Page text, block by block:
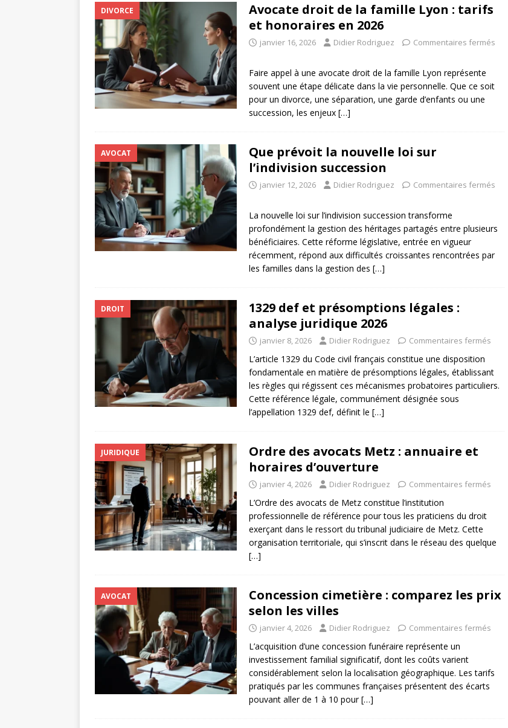
DIVORCE
Avocate droit de la famille Lyon : tarifs
et honoraires en 2026
janvier 16, 2026 Didier Rodriguez Commentaires fermés
Faire appel à une avocate droit de la famille Lyon représente
souvent une étape délicate dans la vie personnelle. Que ce soit
pour un divorce, une séparation, une garde d’enfants ou une
succession, les enjeux […]
AVOCAT
Que prévoit la nouvelle loi sur
l’indivision succession
janvier 12, 2026 Didier Rodriguez Commentaires fermés
La nouvelle loi sur l’indivision succession transforme
profondément la gestion des héritages partagés entre plusieurs
bénéficiaires. Cette réforme législative, entrée en vigueur
récemment, répond aux difficultés croissantes rencontrées par
les familles dans la gestion des […]
DROIT
1329 def et présomptions légales :
analyse juridique 2026
janvier 8, 2026 Didier Rodriguez Commentaires fermés
L’article 1329 du Code civil français constitue une disposition
fondamentale en matière de présomptions légales, établissant
les règles qui régissent ces mécanismes probatoires particuliers.
Cette référence légale, communément désignée sous
l’appellation 1329 def, définit le […]
JURIDIQUE
Ordre des avocats Metz : annuaire et
horaires d’ouverture
janvier 4, 2026 Didier Rodriguez Commentaires fermés
L’Ordre des avocats de Metz constitue l’institution
professionnelle de référence pour tous les praticiens du droit
exerçant dans le ressort du tribunal judiciaire de Metz. Cette
organisation territoriale, qui s’inscrit dans le réseau des quelque
[…]
AVOCAT
Concession cimetière : comparez les prix
selon les villes
janvier 4, 2026 Didier Rodriguez Commentaires fermés
L’acquisition d’une concession funéraire représente un
investissement familial significatif, dont les coûts varient
considérablement selon la localisation géographique. Les tarifs
pratiqués par les communes françaises présentent des écarts
pouvant aller de 1 à 10 pour[…]